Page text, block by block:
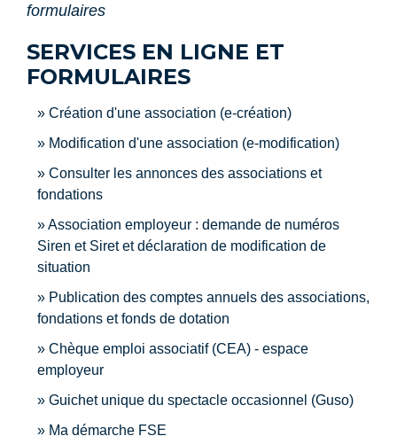
formulaires
SERVICES EN LIGNE ET
FORMULAIRES
Création d'une association (e-création)
Modification d'une association (e-modification)
Consulter les annonces des associations et
fondations
Association employeur : demande de numéros
Siren et Siret et déclaration de modification de
situation
Publication des comptes annuels des associations,
fondations et fonds de dotation
Chèque emploi associatif (CEA) - espace
employeur
Guichet unique du spectacle occasionnel (Guso)
Ma démarche FSE